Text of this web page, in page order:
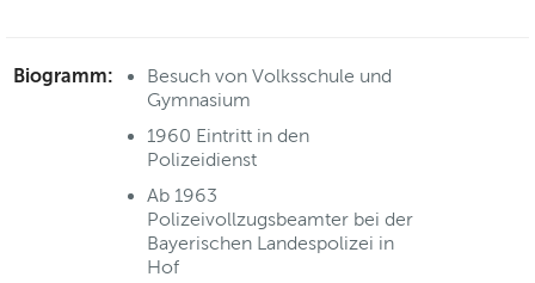
Biogramm:
Besuch von Volksschule und
Gymnasium
1960 Eintritt in den
Polizeidienst
Ab 1963
Polizeivollzugsbeamter bei der
Bayerischen Landespolizei in
Hof